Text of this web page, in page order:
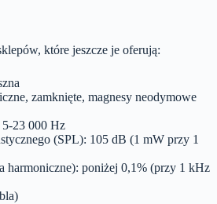
które jeszcze je oferują:
zamknięte, magnesy neodymowe
5-23 000 Hz
(SPL): 105 dB (1 mW przy 1
harmoniczne): poniżej 0,1% (przy 1 kHz